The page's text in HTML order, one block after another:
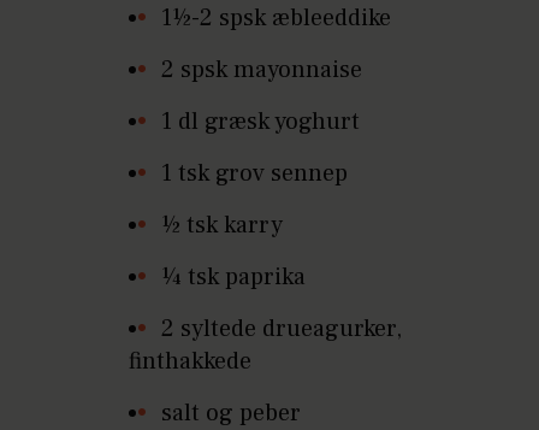
1½-2 spsk æbleeddike
2 spsk mayonnaise
1 dl græsk yoghurt
1 tsk grov sennep
½ tsk karry
¼ tsk paprika
2 syltede drueagurker,
finthakkede
salt og peber